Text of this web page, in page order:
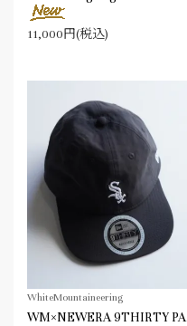
11,000円(税込)
WhiteMountaineering
WM×NEWERA 9THIRTY PA